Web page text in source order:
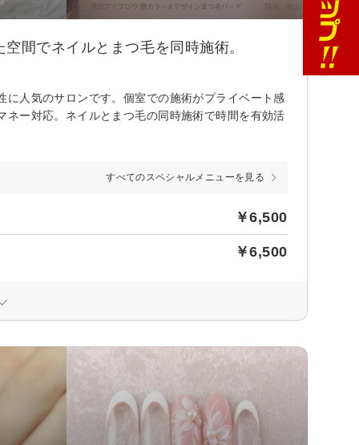
間でネイルとまつ毛を同時施術。
に人気のサロンです。個室での施術がプライベート感
ー対応。ネイルとまつ毛の同時施術で時間を有効活
すべてのスペシャルメニューを見る
￥6,500
￥6,500